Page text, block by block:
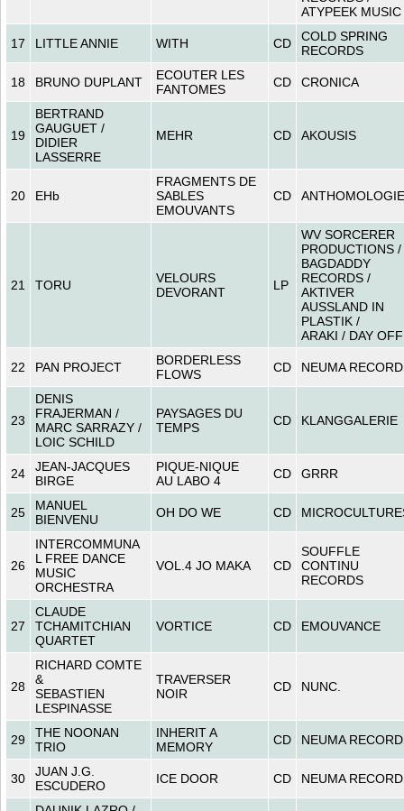
ATYPEEK MUSIC
17 LITTLE ANNIE WITH CD
COLD SPRING
RECORDS
18 BRUNO DUPLANT
ECOUTER LES
FANTOMES
CD CRONICA
19
BERTRAND
GAUGUET /
DIDIER
LASSERRE
MEHR CD AKOUSIS
20 EHb
FRAGMENTS DE
SABLES
EMOUVANTS
CD
21 TORU
VELOURS
DEVORANT
LP
WV SORCERER
PRODUCTIONS /
BAGDADDY
RECORDS /
AKTIVER
AUSSLAND IN
PLASTIK /
ARAKI / DAY OFF
22 PAN PROJECT
BORDERLESS
FLOWS
CD NEUMA
23
DENIS
FRAJERMAN /
MARC SARRAZY /
LOIC SCHILD
PAYSAGES DU
TEMPS
CD KLANGGALERIE
24
JEAN-JACQUES
BIRGE
PIQUE-NIQUE
AU LABO 4
CD GRRR
25
MANUEL
BIENVENU
OH DO WE CD
26
INTERCOMMUNA
L FREE DANCE
MUSIC
ORCHESTRA
VOL.4 JO MAKA CD
SOUFFLE
CONTINU
RECORDS
27
CLAUDE
TCHAMITCHIAN
QUARTET
VORTICE CD EMOUVANCE
28
RICHARD COMTE
&
SEBASTIEN
LESPINASSE
TRAVERSER
NOIR
CD NUNC.
29
THE NOONAN
TRIO
INHERIT A
MEMORY
CD NEUMA
30
JUAN J.G.
ESCUDERO
ICE DOOR CD NEUMA